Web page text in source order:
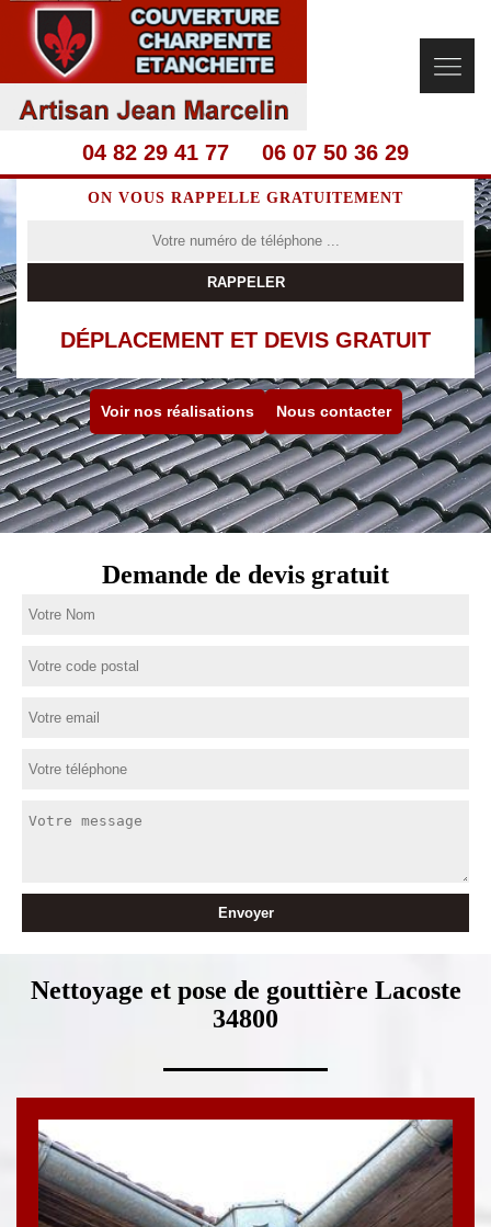
04 82 29 41 77 06 07 50 36 29
ON VOUS RAPPELLE GRATUITEMENT
DÉPLACEMENT ET DEVIS GRATUIT
Voir nos réalisations Nous contacter
Demande de devis gratuit
Nettoyage et pose de gouttière Lacoste
34800